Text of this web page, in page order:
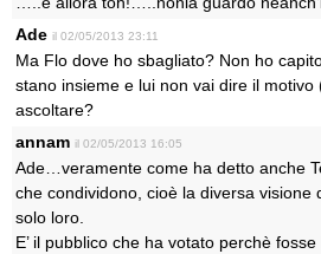
Ade il 02/05/2013 23:11
Ma Flo dove ho sbagliato? Non ho
stano insieme e lui non vai dire il
ascoltare?
annam il 02/05/2013 16:05
Ade…veramente come ha detto anche
che condividono, cioè la diversa visione
solo loro.
E’ il pubblico che ha votato perchè